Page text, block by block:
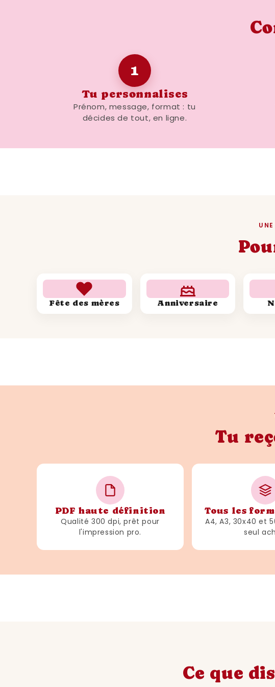
1
Tu personnalises
Prénom, message, format : tu
décides de tout, en ligne.
Fête des mères Anniversaire
Tu
PDF haute définition
Qualité 300 dpi, prêt pour
l'impression pro.
Tous les
A4, A3, 30x40 et
seul
Ce que